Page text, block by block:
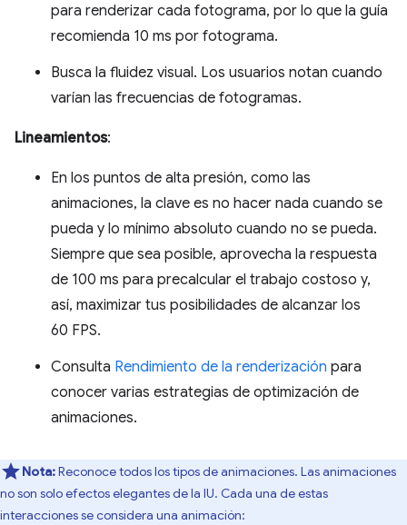
para renderizar cada fotograma, por lo que la guía
recomienda 10 ms por fotograma.
Busca la fluidez visual. Los usuarios notan cuando
varían las frecuencias de fotogramas.
Lineamientos:
En los puntos de alta presión, como las
animaciones, la clave es no hacer nada cuando se
pueda y lo mínimo absoluto cuando no se pueda.
Siempre que sea posible, aprovecha la respuesta
de 100 ms para precalcular el trabajo costoso y,
así, maximizar tus posibilidades de alcanzar los
60 FPS.
Consulta Rendimiento de la renderización para
conocer varias estrategias de optimización de
animaciones.
Nota:Reconoce todos los tipos de animaciones. Las animaciones
no son solo efectos elegantes de la IU. Cada una de estas
interacciones se considera una animación: